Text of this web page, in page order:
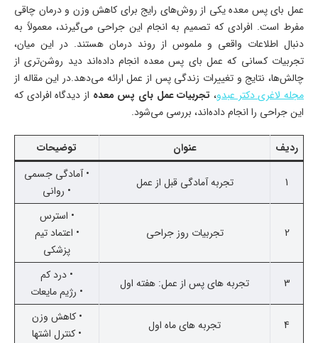
عمل بای پس معده یکی از روش‌های رایج برای کاهش وزن و درمان چاقی
مفرط است. افرادی که تصمیم به انجام این جراحی می‌گیرند، معمولاً به
دنبال اطلاعات واقعی و ملموس از روند درمان هستند. در این میان،
تجربیات کسانی که عمل بای پس معده انجام داده‌اند دید روشن‌تری از
چالش‌ها، نتایج و تغییرات زندگی پس از عمل ارائه می‌دهد.در این مقاله از
مجله لاغری دکتر عبدو، تجربیات عمل بای پس معده از دیدگاه افرادی که
این جراحی را انجام داده‌اند، بررسی می‌شود.
ردیف عنوان توضیحات
1 تجربه آمادگی قبل از عمل
• آمادگی جسمی
• روانی
2 تجربیات روز جراحی
• استرس
• اعتماد تیم
پزشکی
3 تجربه های پس از عمل: هفته اول
• درد کم
• رژیم مایعات
4 تجربه های ماه اول
• کاهش وزن
• کنترل اشتها